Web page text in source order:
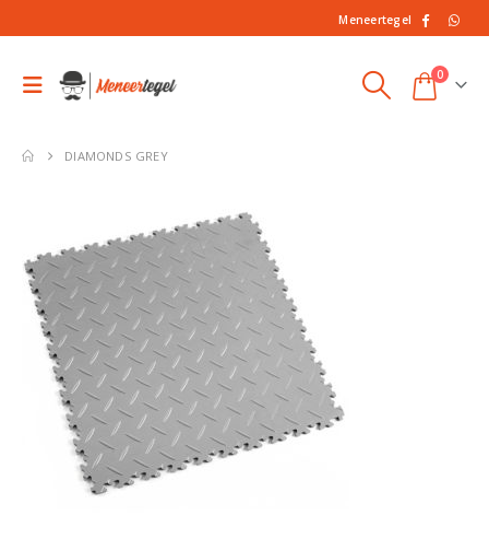
Meneertegel
0
DIAMONDS GREY